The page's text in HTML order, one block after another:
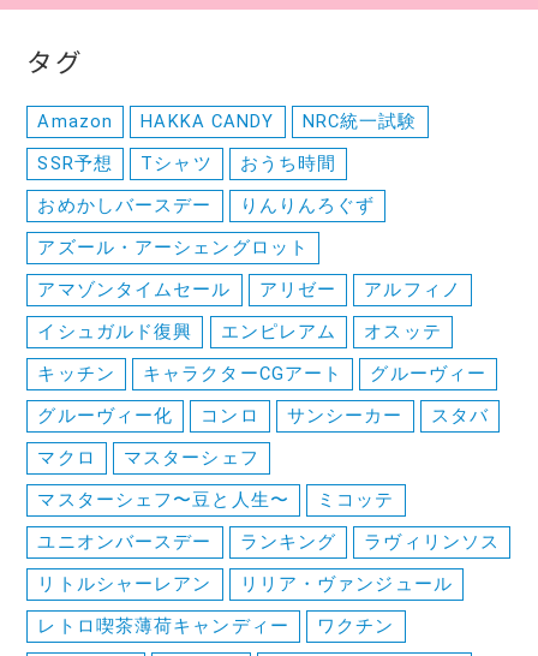
タグ
Amazon HAKKA CANDY
NRC統一試験
SSR予想
Tシャツ
おうち時間
おめかしバースデー
りんりんろぐず
アズール・アーシェングロット
アマゾンタイムセール
アリゼー
アルフィノ
イシュガルド復興
エンピレアム
オスッテ
キッチン
キャラクターCGアート
グルーヴィー
グルーヴィー化
コンロ サンシーカー
スタバ
マクロ
マスターシェフ
マスターシェフ〜豆と人生〜
ミコッテ
ユニオンバースデー
ランキング
ラヴィリンソス
リトルシャーレアン
リリア・ヴァンジュール
レトロ喫茶薄荷キャンディー
ワクチン